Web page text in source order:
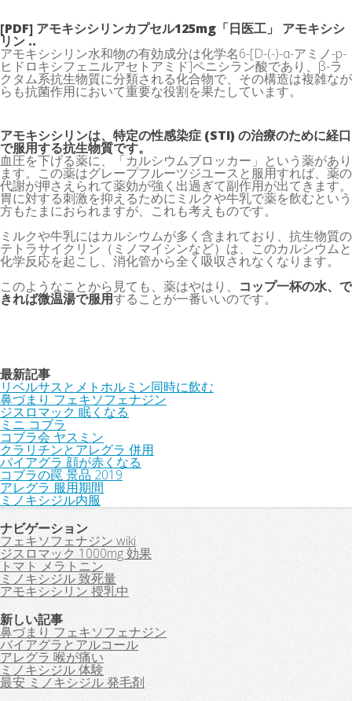
[PDF] アモキシシリンカプセル125mg「日医工」 アモキシシ
リン ..
アモキシシリン水和物の有効成分は化学名6-[D-(-)-α-アミノ-p-
ヒドロキシフェニルアセトアミド]ペニシラン酸であり、β-ラ
クタム系抗生物質に分類される化合物で、その構造は複雑なが
らも抗菌作用において重要な役割を果たしています。
アモキシシリンは、特定の性感染症 (STI) の治療のために経口
で服用する抗生物質です。
血圧を下げる薬に、「カルシウムブロッカー」という薬があり
ます。この薬はグレープフルーツジユースと服用すれば、薬の
代謝が押さえられて薬効が強く出過ぎて副作用が出てきます。
胃に対する刺激を抑えるためにミルクや牛乳で薬を飲むという
方もたまにおられますが、これも考えものです。
ミルクや牛乳にはカルシウムが多く含まれており、抗生物質の
テトラサイクリン（ミノマイシンなど）は、このカルシウムと
化学反応を起こし、消化管から全く吸収されなくなります。
このようなことから見ても、薬はやはり、 コップ一杯の水、で
きれば微温湯で服用することが一番いいのです。
最新記事
リベルサスとメトホルミン同時に飲む
鼻づまり フェキソフェナジン
ジスロマック 眠くなる
ミニ コブラ
コブラ会 ヤスミン
クラリチンとアレグラ 併用
バイアグラ 顔が赤くなる
コブラの罠 景品 2019
アレグラ 服用期間
ミノキシジル内服
ナビゲーション
フェキソフェナジン wiki
ジスロマック 1000mg 効果
トマト メラトニン
ミノキシジル 致死量
アモキシシリン 授乳中
新しい記事
鼻づまり フェキソフェナジン
バイアグラとアルコール
アレグラ 喉が痛い
ミノキシジル 体験
最安 ミノキシジル 発毛剤